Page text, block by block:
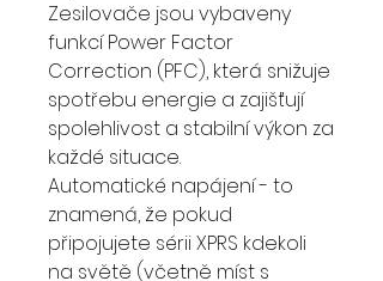
Zesilovače jsou vybaveny
funkcí Power Factor
Correction (PFC), která snižuje
spotřebu energie a zajišťují
spolehlivost a stabilní výkon za
každé situace.
Automatické napájení - to
znamená, že pokud
připojujete sérii XPRS kdekoli
na světě (včetně míst s